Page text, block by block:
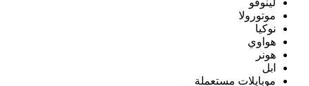
لينوفو
موتورولا
نوكيا
هواوي
هونر
ابل
موبايلات مستعملة